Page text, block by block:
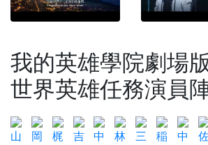
我的英雄學院劇場版
世界英雄任務演員